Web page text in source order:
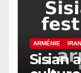
ARMÉNIE IRAN
Sisian